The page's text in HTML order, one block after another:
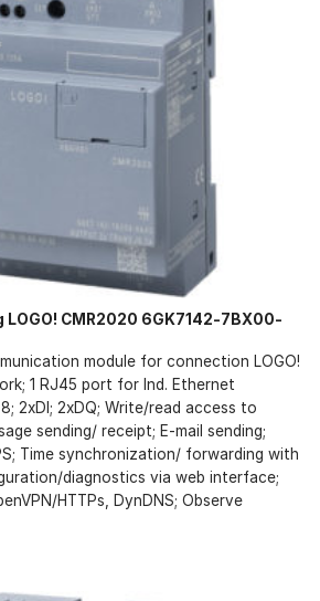
CMR2020 6GK7142-7BX00-
module for connection LOGO!
1 RJ45 port for Ind. Ethernet
2xDI; 2xDQ; Write/read access to
sending/ receipt; E-mail sending;
Time synchronization/ forwarding with
diagnostics via web interface;
HTTPs, DynDNS; Observe